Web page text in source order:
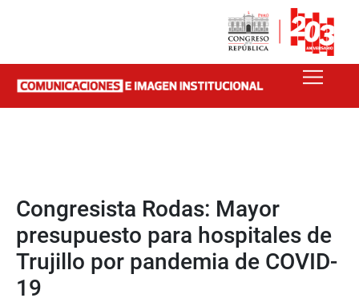
Congresista Rodas: Mayor
presupuesto para hospitales de
Trujillo por pandemia de COVID-
19